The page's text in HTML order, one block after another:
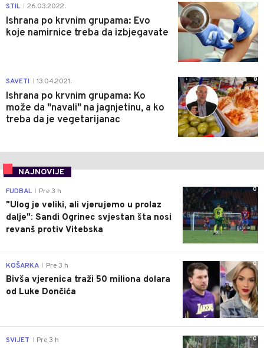
STIL 26.03.2022.
Ishrana po krvnim grupama: Evo
koje namirnice treba da izbjegavate
0
SAVETI 13.04.2021.
Ishrana po krvnim grupama: Ko
može da "navali" na jagnjetinu, a ko
treba da je vegetarijanac
0
NAJNOVIJE
0
FUDBAL Pre 3 h
"Ulog je veliki, ali vjerujemo u prolaz
dalje": Sandi Ogrinec svjestan šta nosi
revanš protiv Vitebska
0
KOŠARKA Pre 3 h
Bivša vjerenica traži 50 miliona dolara
od Luke Dončića
0
SVIJET Pre 3 h